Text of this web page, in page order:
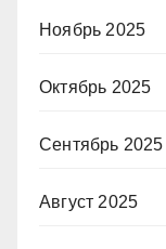
Ноябрь 2025
Октябрь 2025
Сентябрь 2025
Август 2025